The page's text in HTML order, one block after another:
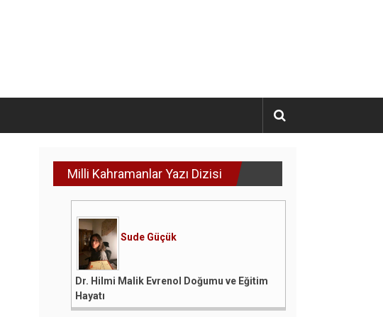
Milli Kahramanlar Yazı Dizisi
Sude Güçük
Dr. Hilmi Malik Evrenol Doğumu ve Eğitim
Hayatı